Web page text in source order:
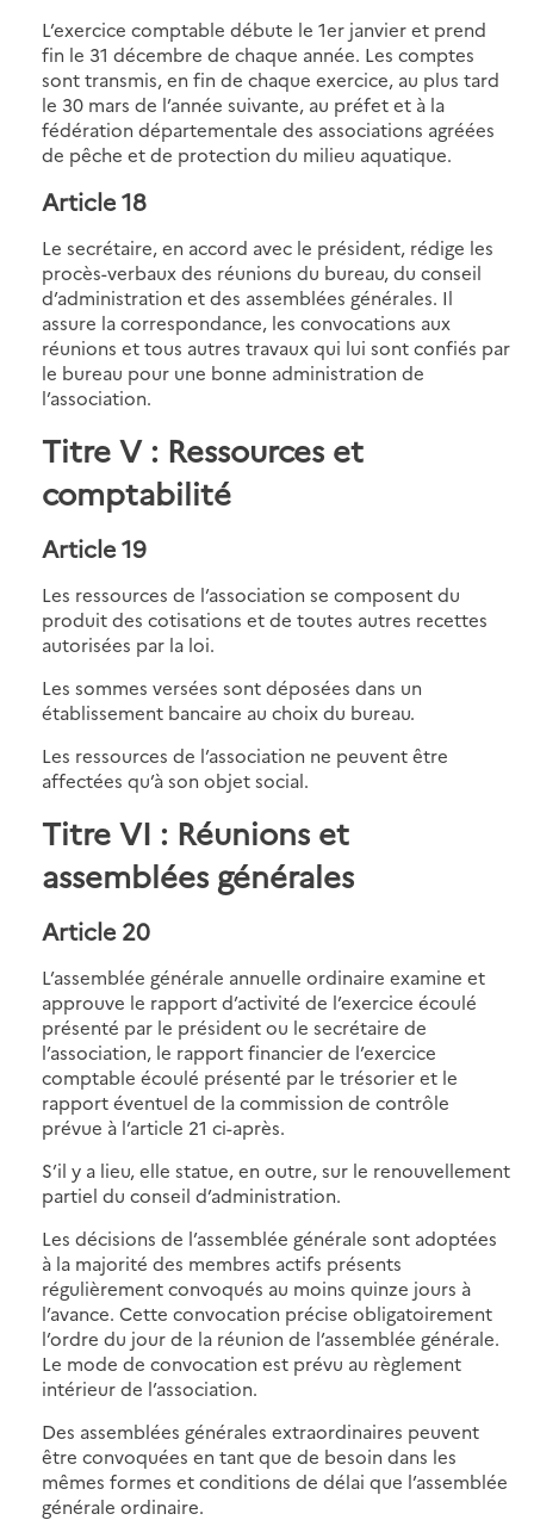
L’exercice comptable débute le 1er janvier et prend
fin le 31 décembre de chaque année. Les comptes
sont transmis, en fin de chaque exercice, au plus tard
le 30 mars de l’année suivante, au préfet et à la
fédération départementale des associations agréées
de pêche et de protection du milieu aquatique.
Article 18
Le secrétaire, en accord avec le président, rédige les
procès-verbaux des réunions du bureau, du conseil
d’administration et des assemblées générales. Il
assure la correspondance, les convocations aux
réunions et tous autres travaux qui lui sont confiés par
le bureau pour une bonne administration de
l’association.
Titre V : Ressources et
comptabilité
Article 19
Les ressources de l’association se composent du
produit des cotisations et de toutes autres recettes
autorisées par la loi.
Les sommes versées sont déposées dans un
établissement bancaire au choix du bureau.
Les ressources de l’association ne peuvent être
affectées qu’à son objet social.
Titre VI : Réunions et
assemblées générales
Article 20
L’assemblée générale annuelle ordinaire examine et
approuve le rapport d’activité de l’exercice écoulé
présenté par le président ou le secrétaire de
l’association, le rapport financier de l’exercice
comptable écoulé présenté par le trésorier et le
rapport éventuel de la commission de contrôle
prévue à l’article 21 ci-après.
S’il y a lieu, elle statue, en outre, sur le renouvellement
partiel du conseil d’administration.
Les décisions de l’assemblée générale sont adoptées
à la majorité des membres actifs présents
régulièrement convoqués au moins quinze jours à
l’avance. Cette convocation précise obligatoirement
l’ordre du jour de la réunion de l’assemblée générale.
Le mode de convocation est prévu au règlement
intérieur de l’association.
Des assemblées générales extraordinaires peuvent
être convoquées en tant que de besoin dans les
mêmes formes et conditions de délai que l’assemblée
générale ordinaire.